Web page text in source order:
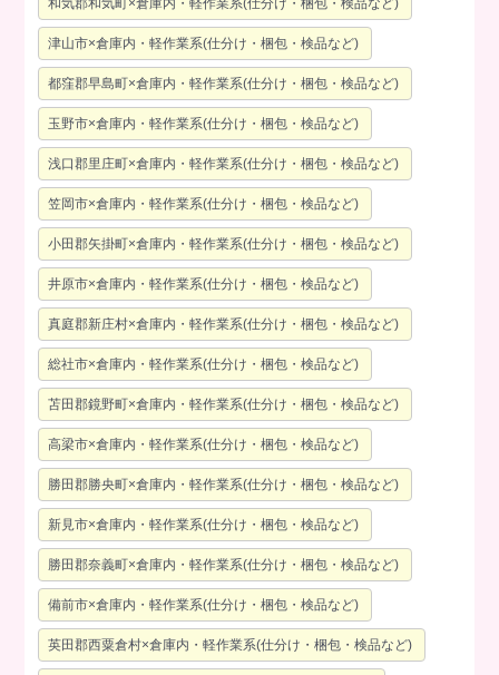
和気郡和気町×倉庫内・軽作業系(仕分け・梱包・検品など)
津山市×倉庫内・軽作業系(仕分け・梱包・検品など)
都窪郡早島町×倉庫内・軽作業系(仕分け・梱包・検品など)
玉野市×倉庫内・軽作業系(仕分け・梱包・検品など)
浅口郡里庄町×倉庫内・軽作業系(仕分け・梱包・検品など)
笠岡市×倉庫内・軽作業系(仕分け・梱包・検品など)
小田郡矢掛町×倉庫内・軽作業系(仕分け・梱包・検品など)
井原市×倉庫内・軽作業系(仕分け・梱包・検品など)
真庭郡新庄村×倉庫内・軽作業系(仕分け・梱包・検品など)
総社市×倉庫内・軽作業系(仕分け・梱包・検品など)
苫田郡鏡野町×倉庫内・軽作業系(仕分け・梱包・検品など)
高梁市×倉庫内・軽作業系(仕分け・梱包・検品など)
勝田郡勝央町×倉庫内・軽作業系(仕分け・梱包・検品など)
新見市×倉庫内・軽作業系(仕分け・梱包・検品など)
勝田郡奈義町×倉庫内・軽作業系(仕分け・梱包・検品など)
備前市×倉庫内・軽作業系(仕分け・梱包・検品など)
英田郡西粟倉村×倉庫内・軽作業系(仕分け・梱包・検品など)